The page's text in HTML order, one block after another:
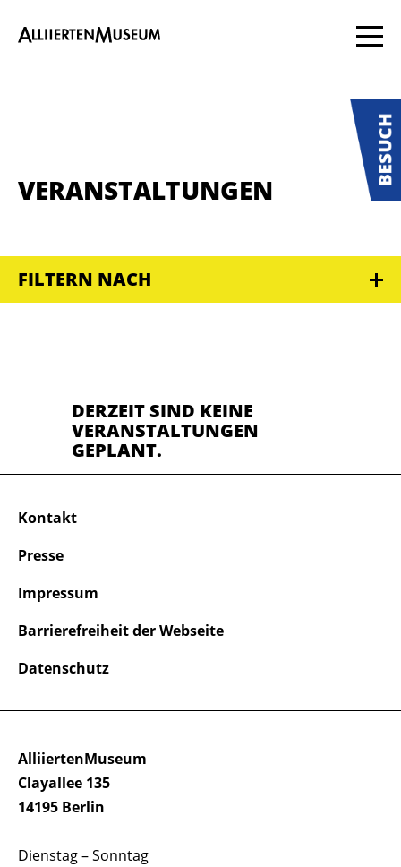
VERANSTALTUNGEN
FILTERN NACH
DERZEIT SIND KEINE
VERANSTALTUNGEN
GEPLANT.
AlliiertenMuseum
Clayallee 135
14195 Berlin
Dienstag – Sonntag
Kontakt
Presse
Impressum
Barrierefreiheit der Webseite
Datenschutz